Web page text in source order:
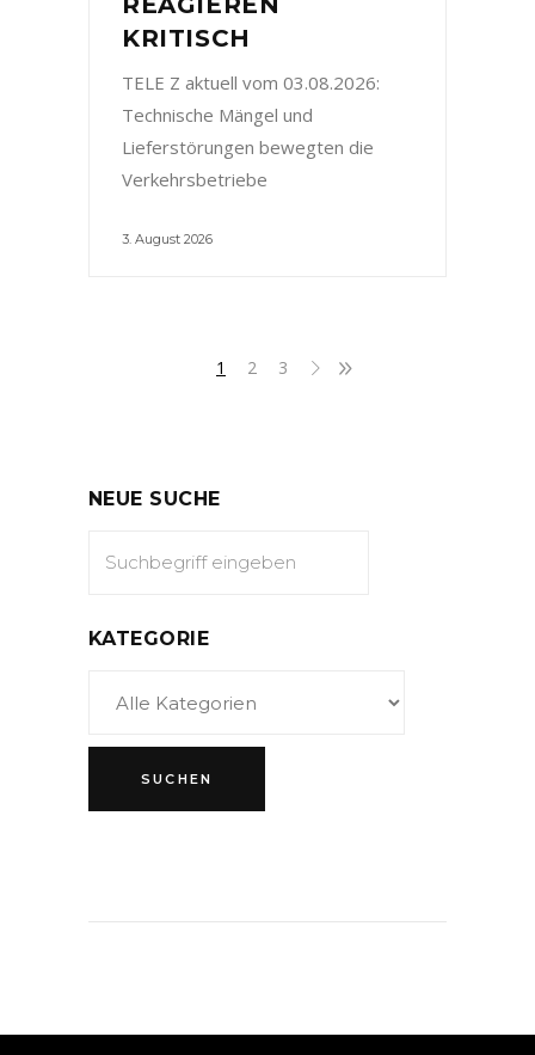
KRITISCH
TELE Z aktuell vom 03.08.2026:
Technische Mängel und
Lieferstörungen bewegten die
Verkehrsbetriebe
3. August 2026
1 2 3
NEUE SUCHE
KATEGORIE